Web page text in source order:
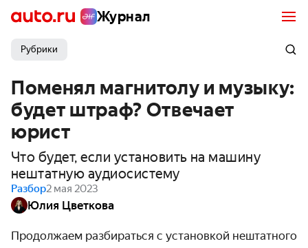
Журнал
Рубрики
Поменял магнитолу и музыку:
будет штраф? Отвечает
юрист
Что будет, если установить на машину
нештатную аудиосистему
Разбор2 мая 2023
Юлия Цветкова
Продолжаем разбираться с установкой нештатного